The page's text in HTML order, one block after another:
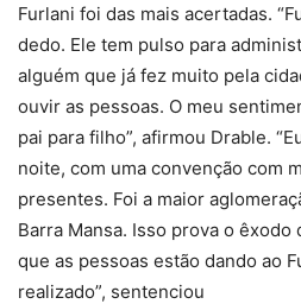
Furlani foi das mais acertadas.
dedo. Ele tem pulso para
alguém que já fez muito pela
ouvir as pessoas. O meu
pai para filho”, afirmou Drable.
noite, com uma convenção com
presentes. Foi a maior
Barra Mansa. Isso prova o
que as pessoas estão dando ao
realizado”, sentenciou